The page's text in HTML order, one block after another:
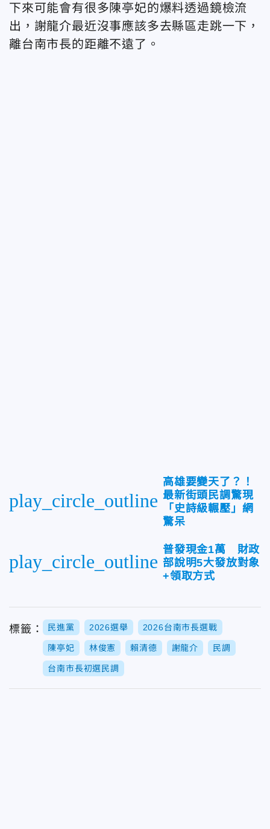
下來可能會有很多陳亭妃的爆料透過鏡檢流
出，謝龍介最近沒事應該多去縣區走跳一下，
離台南市長的距離不遠了。
play_circle_outline
高雄要變天了？！
最新街頭民調驚現
「史詩級輾壓」網
驚呆
play_circle_outline
普發現金1萬 財政
部說明5大發放對象
+領取方式
標籤： 民進黨 2026選舉 2026台南市長選戰
陳亭妃 林俊憲 賴清德 謝龍介 民調
台南市長初選民調